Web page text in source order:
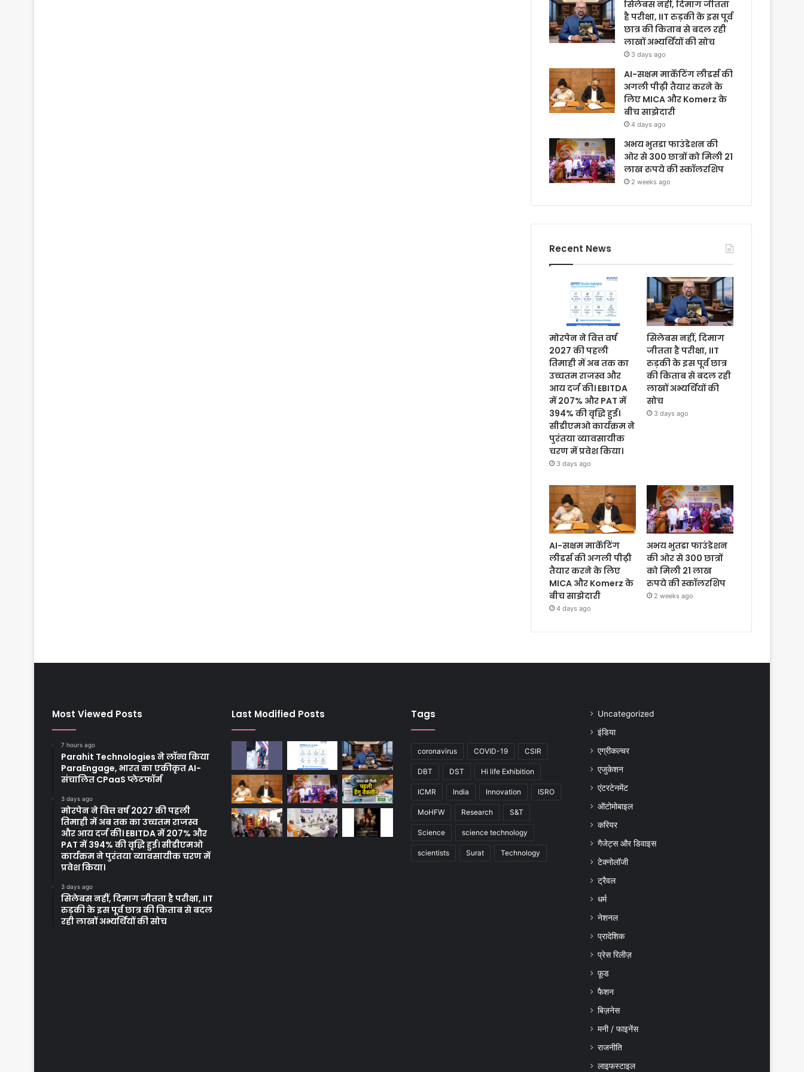
सिलेबस नहीं, दिमाग जीतता
है परीक्षा, IIT रुड़की के इस पूर्व
छात्र की किताब से बदल रही
लाखों अभ्यर्थियों की सोच
3 days ago
AI-सक्षम मार्केटिंग लीडर्स की
अगली पीढ़ी तैयार करने के
लिए MICA और Komerz के
बीच साझेदारी
4 days ago
अभय भुतडा फाउंडेशन की
ओर से 300 छात्रों को मिली 21
लाख रुपये की स्कॉलरशिप
2 weeks ago
Recent News
मोरपेन ने वित्त वर्ष
2027 की पहली
तिमाही में अब तक का
उच्चतम राजस्व और
आय दर्ज की। EBITDA
में 207% और PAT में
394% की वृद्धि हुई।
सीडीएमओ कार्यक्रम ने
पुरंतया व्यावसायीक
चरण में प्रवेश किया।
3 days ago
सिलेबस नहीं, दिमाग
जीतता है परीक्षा, IIT
रुड़की के इस पूर्व छात्र
की किताब से बदल रही
लाखों अभ्यर्थियों की
सोच
3 days ago
AI-सक्षम मार्केटिंग
लीडर्स की अगली पीढ़ी
तैयार करने के लिए
MICA और Komerz के
बीच साझेदारी
4 days ago
अभय भुतडा फाउंडेशन
की ओर से 300 छात्रों
को मिली 21 लाख
रुपये की स्कॉलरशिप
2 weeks ago
Most Viewed Posts
7 hours ago
Parahit Technologies ने लॉन्च किया
ParaEngage, भारत का एकीकृत AI-
संचालित CPaaS प्लेटफॉर्म
3 days ago
मोरपेन ने वित्त वर्ष 2027 की पहली
तिमाही में अब तक का उच्चतम राजस्व
और आय दर्ज की। EBITDA में 207% और
PAT में 394% की वृद्धि हुई। सीडीएमओ
कार्यक्रम ने पुरंतया व्यावसायीक चरण में
प्रवेश किया।
3 days ago
सिलेबस नहीं, दिमाग जीतता है परीक्षा, IIT
रुड़की के इस पूर्व छात्र की किताब से बदल
रही लाखों अभ्यर्थियों की सोच
Last Modified Posts Tags
coronavirus COVID-19 CSIR
DBT DST Hi life Exhibition
ICMR India Innovation ISRO
MoHFW Research S&T
Science science technology
scientists Surat Technology
Uncategorized
इंडिया
एग्रीकल्चर
एजुकेशन
एंटरटेनमेंट
ऑटोमोबाइल
करियर
गैजेट्स और डिवाइस
टेक्नोलॉजी
ट्रैवल
धर्म
नेशनल
प्रादेशिक
प्रेस रिलीज़
फ़ूड
फैशन
बिज़नेस
मनी / फाइनेंस
राजनीति
लाइफस्टाइल